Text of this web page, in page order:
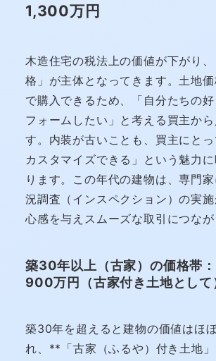
1,300万円
木造住宅の税法上の価値が下がり
格」が主体となってきます。土地
で購入できるため、「自分たちの
フォームしたい」と考える買主か
す。内装が古いことも、買主にと
カスタマイズできる」という魅力
ります。この年代の建物は、専門
況調査（インスペクション）の実
心感を与えスムーズな取引につなが
築30年以上（古家）の価格帯
900万円（古家付き土地として
築30年を超えると建物の価値はほ
れ、**「古家（ふるや）付き土地